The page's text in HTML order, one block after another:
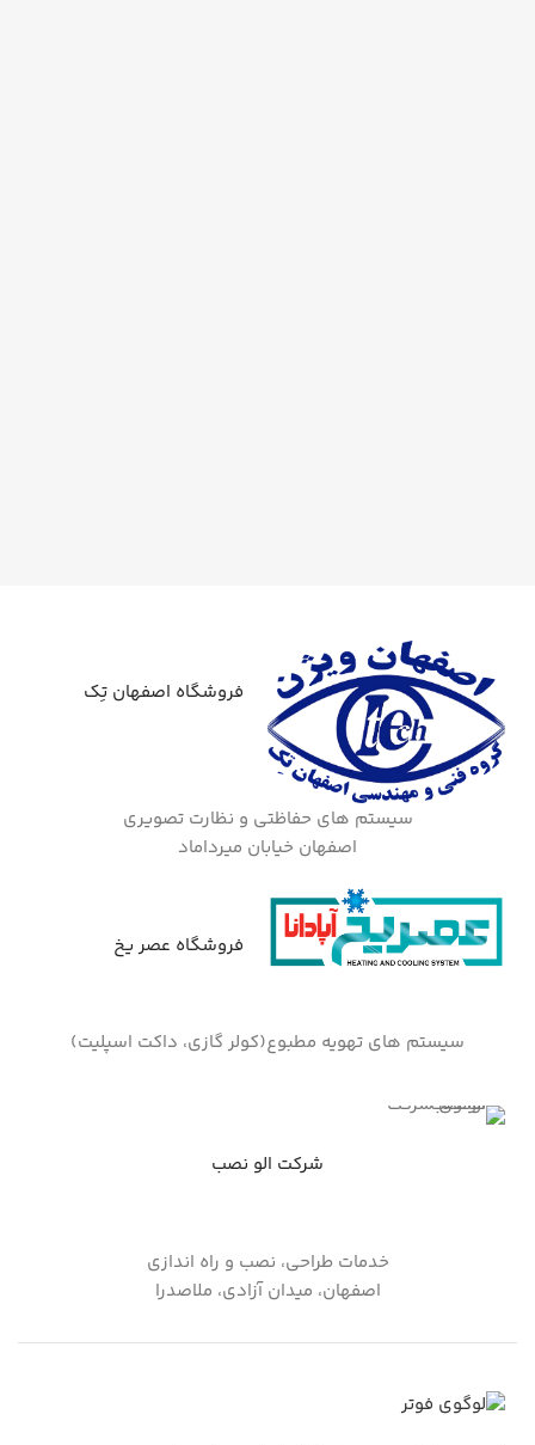
فروشگاه اصفهان تِک
سیستم های حفاظتی و نظارت تصویری
اصفهان خیابان میرداماد
فروشگاه عصر یخ
سیستم های تهویه مطبوع(کولر گازی، داکت اسپلیت)
شرکت الو نصب
خدمات طراحی، نصب و راه اندازی
اصفهان، میدان آزادی، ملاصدرا